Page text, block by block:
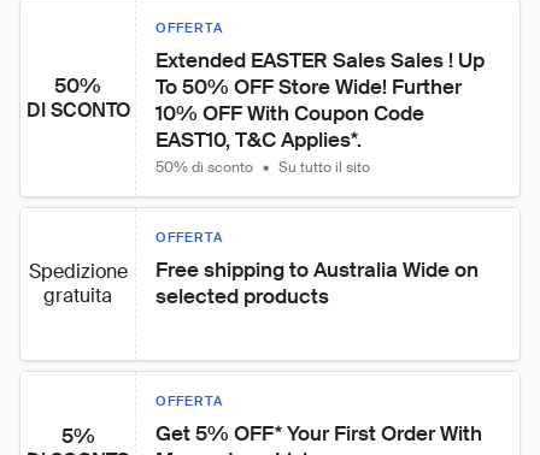
50%
DI SCONTO
OFFERTA
Extended EASTER Sales Sales ! Up
To 50% OFF Store Wide! Further
10% OFF With Coupon Code
EAST10, T&C Applies*.
50% di sconto • Su tutto il sito
Spedizione
gratuita
OFFERTA
Free shipping to Australia Wide on
selected products
5%
OFFERTA
Get 5% OFF* Your First Order With